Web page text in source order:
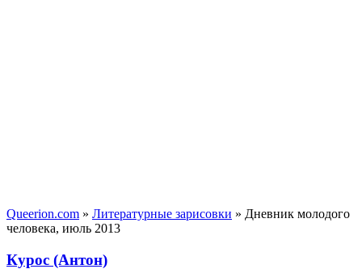
Queerion.com » Литературные зарисовки » Дневник молодого
человека, июль 2013
Курос (Антон)